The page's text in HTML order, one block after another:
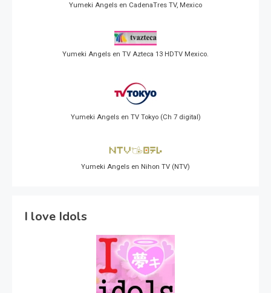
Yumeki Angels en CadenaTres TV, Mexico
Yumeki Angels en TV Azteca 13 HDTV Mexico.
Yumeki Angels en TV Tokyo (Ch 7 digital)
Yumeki Angels en Nihon TV (NTV)
I love Idols